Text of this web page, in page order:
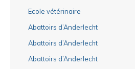
Ecole vétérinaire
Abattoirs d’Anderlecht
Abattoirs d’Anderlecht
Abattoirs d’Anderlecht